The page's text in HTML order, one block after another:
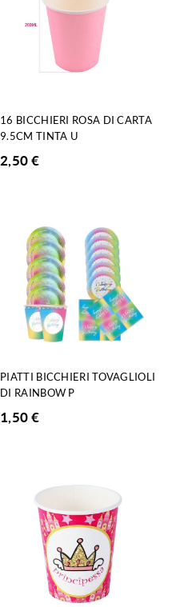
16 BICCHIERI ROSA DI CARTA
9.5CM TINTA U
2,50€
PIATTI BICCHIERI TOVAGLIOLI
DI RAINBOW P
1,50€